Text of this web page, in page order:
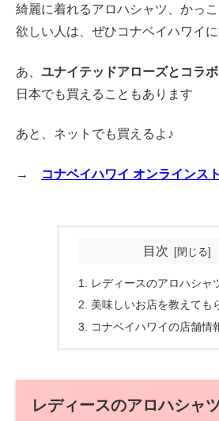
綺麗に着れるアロハシャツ、かっ
欲しい人は、ぜひコナベイハワイ
あ、 ユナイテッドアローズとコラボ
日本でも買えることもあります
あと、ネットでも買えるよ♪
→ コナベイハワイ オンラインス
目次
レディースのアロハシャ
美味しいお店を教えても
コナベイハワイの店舗情
レディースのアロハシャ